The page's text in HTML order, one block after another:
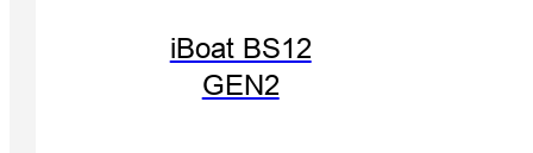
iBoat BS12
GEN2